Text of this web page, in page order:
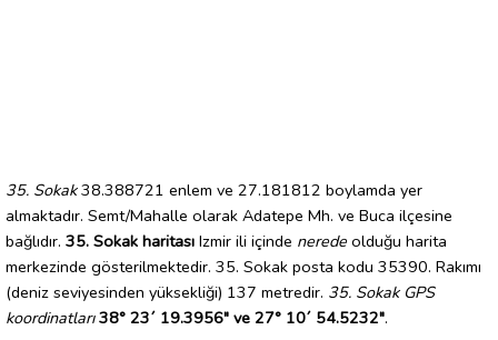
35. Sokak38.388721 enlem ve 27.181812 boylamda yer
almaktadır. Semt/Mahalle olarak Adatepe Mh. ve Buca ilçesine
bağlıdır. 35. Sokak haritası Izmir ili içinde nerede olduğu harita
merkezinde gösterilmektedir. 35. Sokak posta kodu 35390. Rakımı
(deniz seviyesinden yüksekliği) 137 metredir. 35. Sokak GPS
koordinatları 38° 23´ 19.3956" ve 27° 10´ 54.5232".